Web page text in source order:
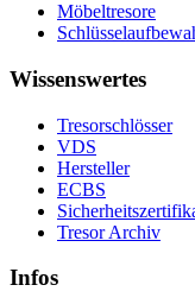
Möbeltresore
Wissenswertes
Tresorschlösser
VDS
Hersteller
ECBS
Tresor Archiv
Infos